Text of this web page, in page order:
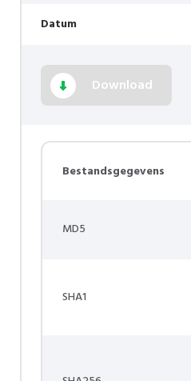
Datum
Download
Bestandsgegevens
MD5
SHA1